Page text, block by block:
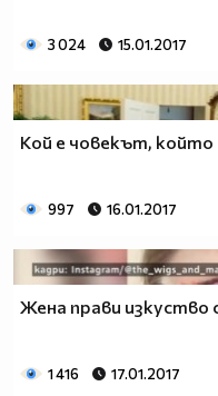
3 024 15.01.2017
Кой е човекът,
997 16.01.2017
Жена прави изкуство
1 416 17.01.2017